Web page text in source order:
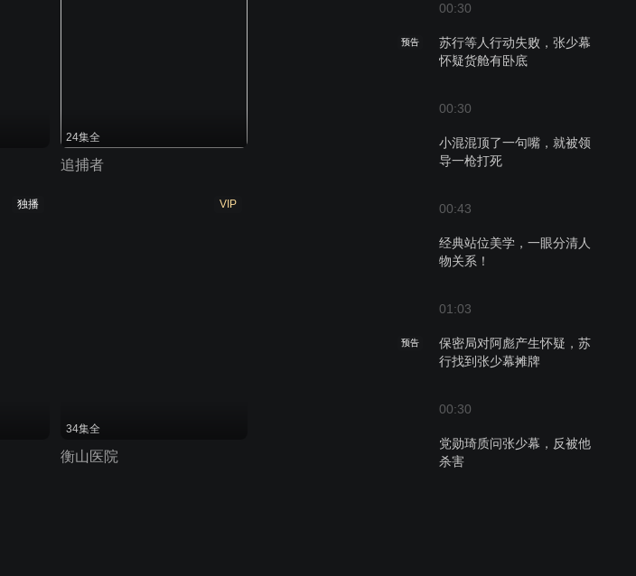
00:30
预告
苏行等人行动失败，张少幕
怀疑货舱有卧底
00:30
小混混顶了一句嘴，就被领
导一枪打死
00:43
经典站位美学，一眼分清人
物关系！
01:03
预告
保密局对阿彪产生怀疑，苏
行找到张少幕摊牌
00:30
党勋琦质问张少幕，反被他
杀害
24集全
追捕者
独播 VIP
34集全
衡山医院